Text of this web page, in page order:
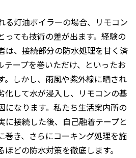
る灯油ボイラーの場合、リモコン
っても技術の差が出ます。経験の
は、接続部分の防水処理を甘く済
テープを巻いただけ、といったお
。しかし、雨風や紫外線に晒され
化して水が浸入し、リモコンの基
になります。私たち生活案内所の
に接続した後、自己融着テープと
巻き、さらにコーキング処理を施
どの防水対策を徹底します。